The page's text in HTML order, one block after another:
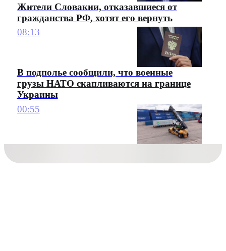
Жители Словакии, отказавшиеся от
гражданства РФ, хотят его вернуть
08:13
В подполье сообщили, что военные
грузы НАТО скапливаются на границе
Украины
00:55